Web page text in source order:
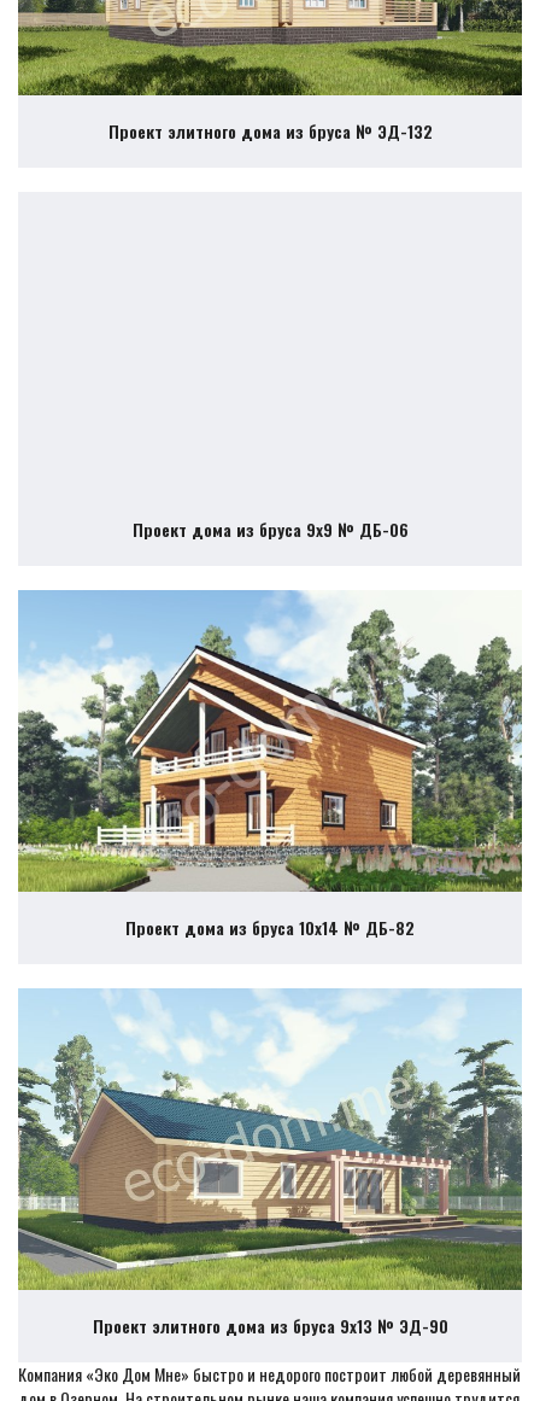
Проект элитного дома из бруса № ЭД-132
Проект дома из бруса 9х9 № ДБ-06
Проект дома из бруса 10х14 № ДБ-82
Проект элитного дома из бруса 9х13 № ЭД-90
Компания «Эко Дом Мне» быстро и недорого построит любой деревянный